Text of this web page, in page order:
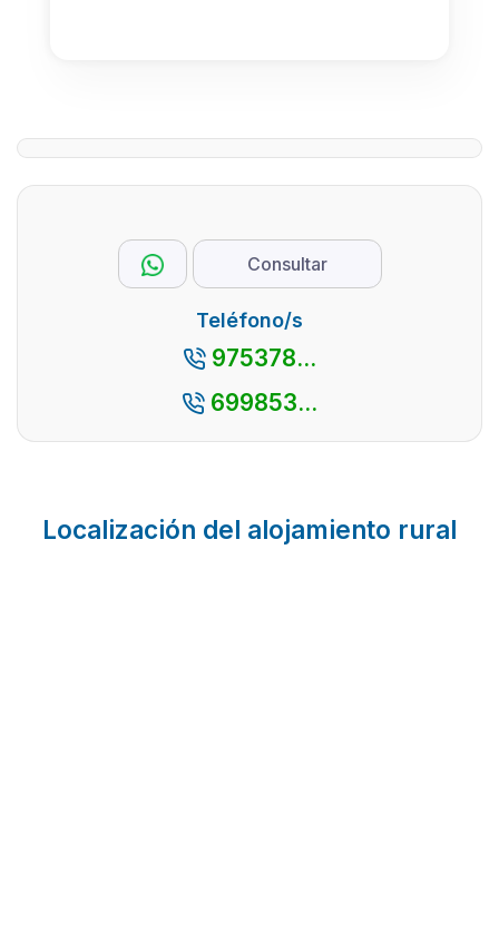
Consultar
Teléfono/s
975378...
699853...
Localización del alojamiento rural